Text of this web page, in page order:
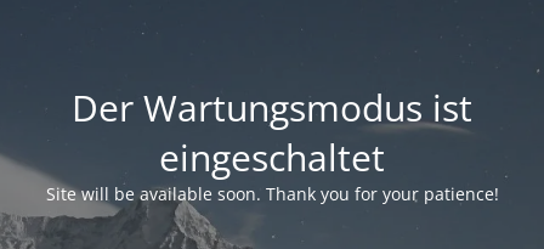
Der Wartungsmodus ist
eingeschaltet
Site will be available soon. Thank you for your patience!